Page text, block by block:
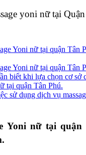
yoni nữ tại
Yoni nữ tại quận Tân
Yoni nữ tại quận Tân
biết khi lựa chọn cơ sở
tại quận Tân Phú.
sử dụng dịch vụ
Yoni nữ tại